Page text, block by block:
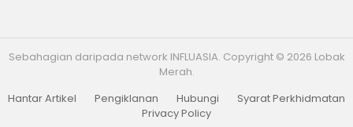
Sebahagian daripada network INFLUASIA. Copyright © 2026 Lobak
Merah.
Hantar Artikel
Pengiklanan Hubungi
Syarat Perkhidmatan
Privacy Policy